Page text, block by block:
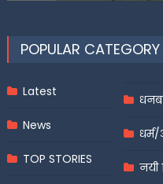
POPULAR CATEGORY
Latest
News
TOP STORIES
नयी